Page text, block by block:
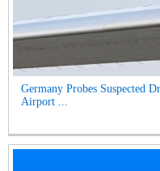
Germany Probes Suspected
Airport ...